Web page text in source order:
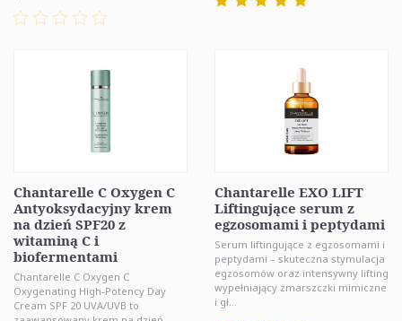
Chantarelle C Oxygen C
Antyoksydacyjny krem
na dzień SPF20 z
witaminą C i
biofermentami
Chantarelle C Oxygen C
Oxygenating High-Potency Day
Cream SPF 20 UVA/UVB to
Chantarelle EXO LIFT
Liftingujące serum z
egzosomami i peptydami
Serum liftingujące z egzosomami i
peptydami – skuteczna stymulacja
egzosomów oraz intensywny lifting
wypełniający zmarszczki mimiczne
i gł...